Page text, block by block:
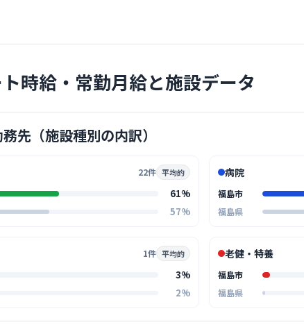
時給・常勤月給と施設データ
先（施設種別の内訳）
22件 平均的
61%
57%
病院
福島市
福島県
1件 平均的
3%
2%
老健・特養
福島市
福島県